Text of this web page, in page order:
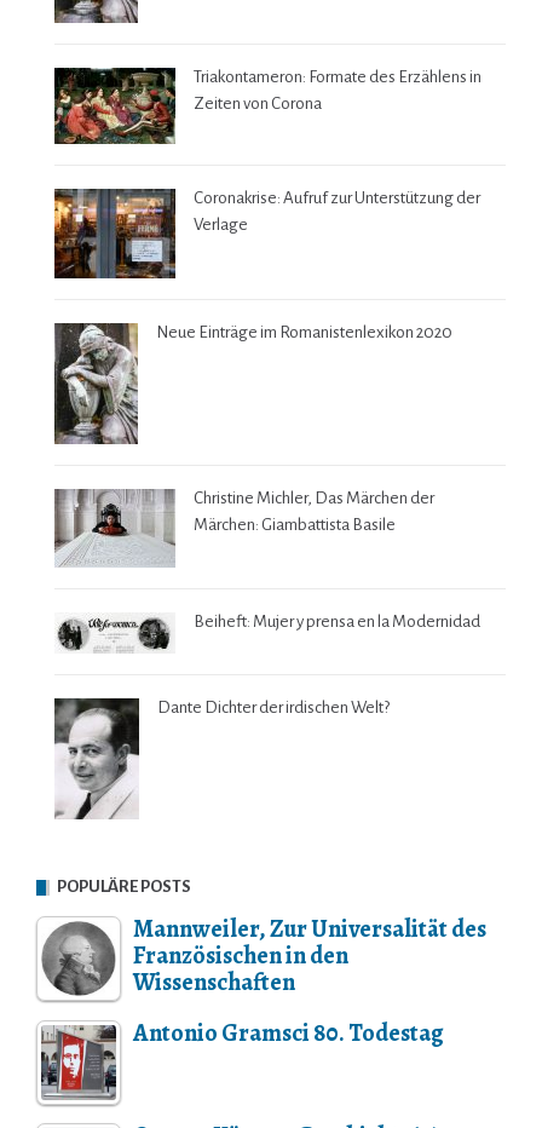
Triakontameron: Formate des Erzählens in
Zeiten von Corona
Coronakrise: Aufruf zur Unterstützung der
Verlage
Neue Einträge im Romanistenlexikon 2020
Christine Michler, Das Märchen der
Märchen: Giambattista Basile
Beiheft: Mujer y prensa en la Modernidad
Dante Dichter der irdischen Welt?
POPULÄRE POSTS
Mannweiler, Zur Universalität des
Französischen in den
Wissenschaften
Antonio Gramsci 80. Todestag